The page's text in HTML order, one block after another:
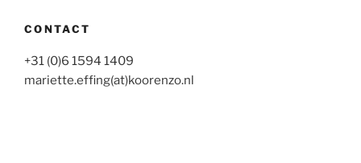
CONTACT
+31 (0)6 1594 1409
mariette.effing(at)koorenzo.nl